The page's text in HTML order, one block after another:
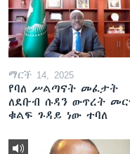
ማርች 14, 2025
የባለ ሥልጣናት መፈታት
ለደቡብ ሱዳን ውጥረት
ቁልፍ ጉዳይ ነው ተባለ